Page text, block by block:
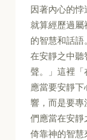
因著內心的悖
就算經歷過屬
的智慧和話
在安靜之中
聲。」這裡「
應當要安靜
響，而是要
們應當在安靜
倚靠神的智慧